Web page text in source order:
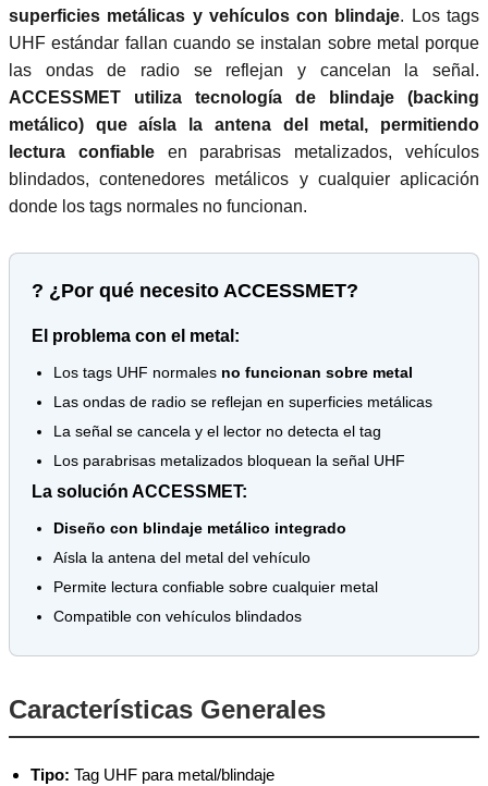
superficies metálicas y vehículos con blindaje. Los tags
UHF estándar fallan cuando se instalan sobre metal porque
las ondas de radio se reflejan y cancelan la señal.
ACCESSMET utiliza tecnología de blindaje (backing
metálico) que aísla la antena del metal, permitiendo
lectura confiableen parabrisas metalizados, vehículos
blindados, contenedores metálicos y cualquier aplicación
donde los tags normales no funcionan.
? ¿Por qué necesito ACCESSMET?
El problema con el metal:
Los tags UHF normales no funcionan sobre metal
Las ondas de radio se reflejan en superficies metálicas
La señal se cancela y el lector no detecta el tag
Los parabrisas metalizados bloquean la señal UHF
La solución ACCESSMET:
Diseño con blindaje metálico integrado
Aísla la antena del metal del vehículo
Permite lectura confiable sobre cualquier metal
Compatible con vehículos blindados
Características Generales
Tipo: Tag UHF para metal/blindaje